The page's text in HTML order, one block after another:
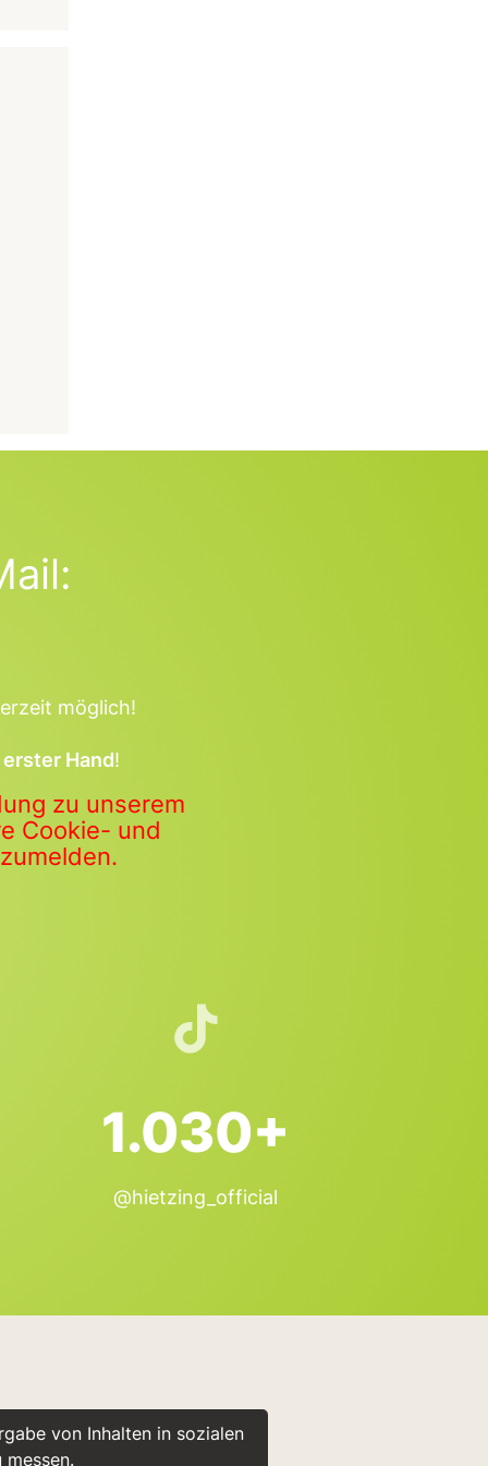
von Inhalten in sozialen
möglich!
Hand!
zu unserem
Cookie- und
1.030+
@hietzing_official